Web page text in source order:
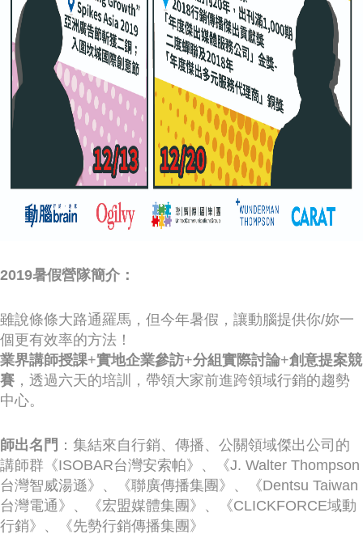
2019暑假營隊簡介：
雖說條條大路通羅馬，但今年暑假，讓動腦提供你/妳一
個更有效率的方法！
業界講師授課+實地企業參訪+分組實際討論+創意提案競
賽 ，透過六天的培訓，帶領大家前進跨領域行銷的趨勢
中心。
師出名門 ：集結來自行銷、傳播、公關領域傑出公司的
講師群《ISOBAR台灣安索帕》、《J. Walter Thompson
台灣智威湯遜》、《聯廣傳播集團》、《Dentsu Taiwan
台灣電通》、《宏盟媒體集團》、《CLICKFORCE域動
行銷》、《先勢行銷傳播集團》